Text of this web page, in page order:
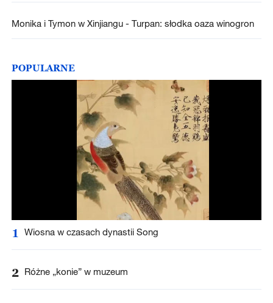
Monika i Tymon w Xinjiangu - Turpan: słodka oaza winogron
POPULARNE
1 Wiosna w czasach dynastii Song
2 Różne „konie” w muzeum